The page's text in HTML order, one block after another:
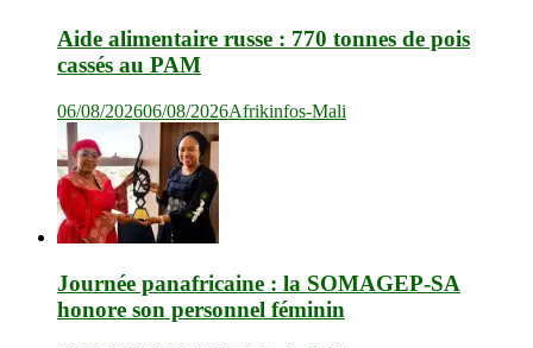
Aide alimentaire russe : 770 tonnes de pois
cassés au PAM
06/08/202606/08/2026Afrikinfos-Mali
Journée panafricaine : la SOMAGEP-SA
honore son personnel féminin